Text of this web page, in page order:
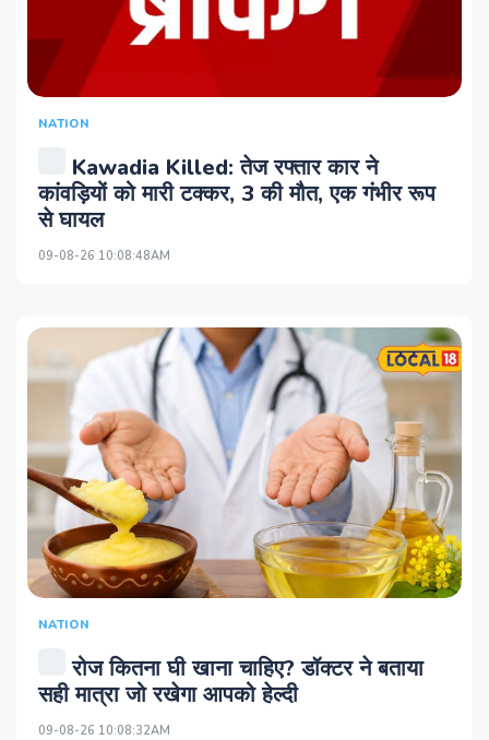
NATION
Kawadia Killed: तेज रफ्तार कार ने
कांवड़ियों को मारी टक्‍कर, 3 की मौत, एक गंभीर रूप
से घायल
09-08-26 10:08:48AM
NATION
रोज कितना घी खाना चाहिए? डॉक्टर ने बताया
सही मात्रा जो रखेगा आपको हेल्दी
09-08-26 10:08:32AM